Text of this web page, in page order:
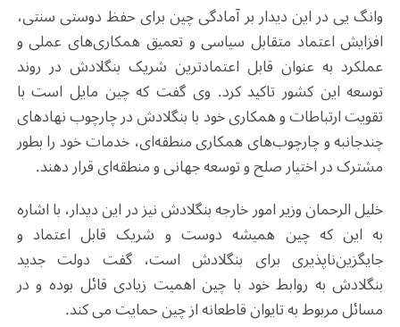
وانگ یی در این دیدار بر آمادگی چین برای حفظ دوستی سنتی،
افزایش اعتماد متقابل سیاسی و تعمیق همکاری‌های عملی و
عملکرد به عنوان قابل اعتمادترین شریک بنگلادش در روند
توسعه این کشور تاکید کرد. وی گفت که چین مایل است با
تقویت ارتباطات و همکاری خود با بنگلادش در چارچوب نهادهای
چندجانبه و چارچوب‌های همکاری منطقه‌ای، خدمات خود را بطور
مشترک در اختیار صلح و توسعه جهانی و منطقه‌ای قرار دهند.
خلیل الرحمان وزیر امور خارجه بنگلادش نیز در این دیدار، با اشاره
به این که چین همیشه دوست و شریک قابل اعتماد و
جایگزین‌ناپذیری برای بنگلادش است، گفت دولت جدید
بنگلادش به روابط خود با چین اهمیت زیادی قائل بوده و در
مسائل مربوط به تایوان قاطعانه از چین حمایت می کند.